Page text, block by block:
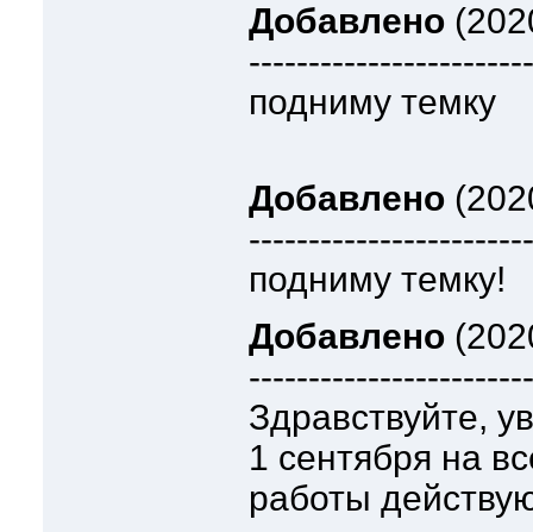
Добавлено
подниму темку
Добавлено
подниму темку!
Добавлено
Здравствуйте,
1 сентября на
работы